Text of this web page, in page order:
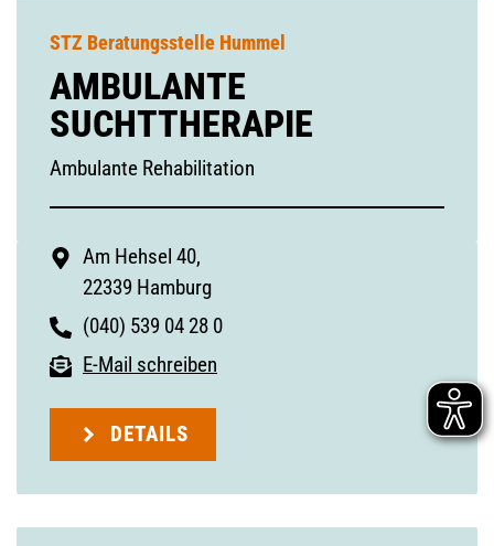
STZ Beratungsstelle Hummel
AMBULANTE
SUCHTTHERAPIE
Ambulante Rehabilitation
Am Hehsel 40,
22339 Hamburg
(040) 539 04 28 0
E-Mail schreiben
DETAILS